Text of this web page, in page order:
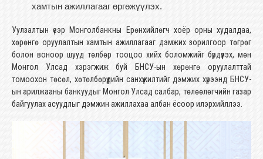
хамтын ажиллагааг өргөжүүлэх.
Уулзалтын үеэр Монголбанкны Ерөнхийлөгч хоёр орны худалдаа,
хөрөнгө оруулалтын хамтын ажиллагааг дэмжих зорилгоор төгрөг
болон воноор шууд төлбөр тооцоо хийх боломжийг бүрдүүлэх, мөн
Монгол Улсад хэрэгжиж буй БНСУ-ын хөрөнгө оруулалттай
томоохон төсөл, хөтөлбөрүүдийн санхүүжилтийг дэмжих хүрээнд БНСУ-
ын арилжааны банкуудыг Монгол Улсад салбар, төлөөлөгчийн газар
байгуулах асуудлыг дэмжин ажиллахаа албан ёсоор илэрхийллээ.